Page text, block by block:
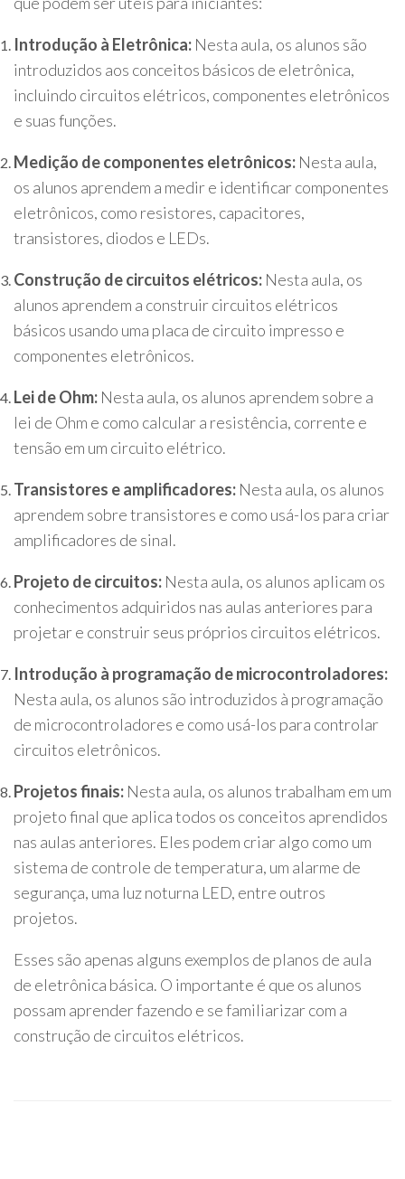
Introdução à Eletrônica: Nesta aula, os alunos são
introduzidos aos conceitos básicos de eletrônica,
incluindo circuitos elétricos, componentes eletrônicos
e suas funções.
Medição de componentes eletrônicos: Nesta aula,
os alunos aprendem a medir e identificar componentes
eletrônicos, como resistores, capacitores,
transistores, diodos e LEDs.
Construção de circuitos elétricos: Nesta aula, os
alunos aprendem a construir circuitos elétricos
básicos usando uma placa de circuito impresso e
componentes eletrônicos.
Lei de Ohm: Nesta aula, os alunos aprendem sobre a
lei de Ohm e como calcular a resistência, corrente e
tensão em um circuito elétrico.
Transistores e amplificadores: Nesta aula, os alunos
aprendem sobre transistores e como usá-los para criar
amplificadores de sinal.
Projeto de circuitos: Nesta aula, os alunos aplicam os
conhecimentos adquiridos nas aulas anteriores para
projetar e construir seus próprios circuitos elétricos.
Introdução à programação de microcontroladores:
Nesta aula, os alunos são introduzidos à programação
de microcontroladores e como usá-los para controlar
circuitos eletrônicos.
Projetos finais: Nesta aula, os alunos trabalham em um
projeto final que aplica todos os conceitos aprendidos
nas aulas anteriores. Eles podem criar algo como um
sistema de controle de temperatura, um alarme de
segurança, uma luz noturna LED, entre outros
projetos.
Esses são apenas alguns exemplos de planos de aula
de eletrônica básica. O importante é que os alunos
possam aprender fazendo e se familiarizar com a
construção de circuitos elétricos.